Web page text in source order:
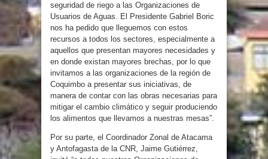
seguridad de riego a las Organizaciones de
Usuarios de Aguas. El Presidente Gabriel Boric
nos ha pedido que lleguemos con estos
recursos a todos los sectores, especialmente a
aquellos que presentan mayores necesidades y
en donde existan mayores brechas, por lo que
invitamos a las organizaciones de la región de
Coquimbo a presentar sus iniciativas, de
manera de contar con las obras necesarias para
mitigar el cambio climático y seguir produciendo
los alimentos que llevamos a nuestras mesas”.
Por su parte, el Coordinador Zonal de Atacama
y Antofagasta de la CNR, Jaime Gutiérrez,